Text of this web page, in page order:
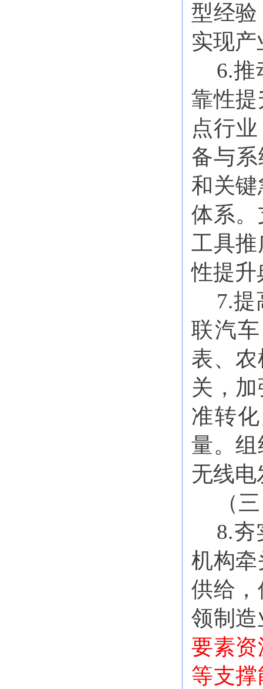
型经
实现
6.推
靠性
点行
备与
和关
体系
工具
性提升
7.
联汽
表、
关，
准转
量。
无线电
（
8.夯
机构
供给
领制
要素
等支